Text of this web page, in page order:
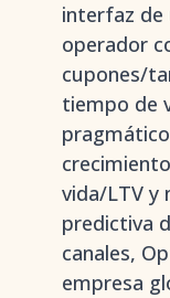
interfaz de
operador
cupones/
tiempo de
vida/LTV y
predictiva
canales,
empresa